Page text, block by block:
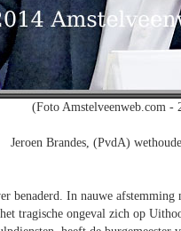
(Foto Amstelveenweb.com -
Jeroen Brandes, (PvdA)
benaderd. In nauwe
tragische ongeval zich op